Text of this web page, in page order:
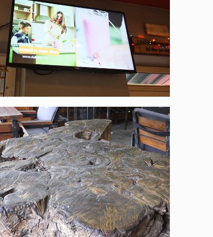
Struja u prolazu
Čakovec